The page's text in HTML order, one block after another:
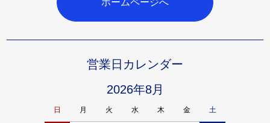
ホームページへ
営業日カレンダー
2026年8月
日 月 火 水 木 金 土